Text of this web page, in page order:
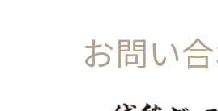
お問い